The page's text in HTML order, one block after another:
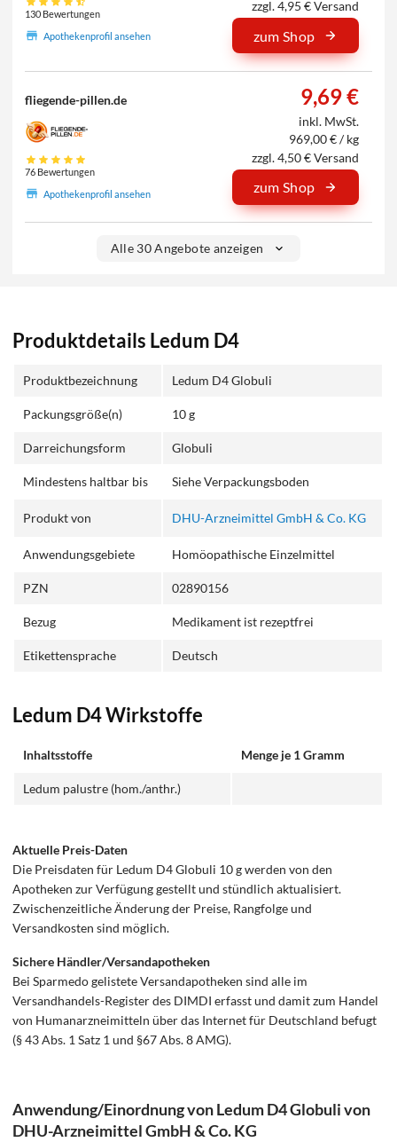
130 Bewertungen
Apothekenprofil ansehen
zzgl. 4,95 € Versand
zum Shop
fliegende-pillen.de
76 Bewertungen
Apothekenprofil ansehen
9,69 €
inkl. MwSt.
969,00 € / kg
zzgl. 4,50 € Versand
zum Shop
Alle 30 Angebote anzeigen
Produktdetails Ledum D4
Produktbezeichnung Ledum D4 Globuli
Packungsgröße(n) 10 g
Darreichungsform Globuli
Mindestens haltbar bis Siehe Verpackungsboden
Produkt von DHU-Arzneimittel GmbH & Co. KG
Anwendungsgebiete Homöopathische Einzelmittel
PZN 02890156
Bezug Medikament ist rezeptfrei
Etikettensprache Deutsch
Ledum D4 Wirkstoffe
Inhaltsstoffe Menge je 1 Gramm
Ledum palustre (hom./anthr.)
Aktuelle Preis-Daten
Die Preisdaten für Ledum D4 Globuli 10 g werden von den
Apotheken zur Verfügung gestellt und stündlich aktualisiert.
Zwischenzeitliche Änderung der Preise, Rangfolge und
Versandkosten sind möglich.
Sichere Händler/Versandapotheken
Bei Sparmedo gelistete Versandapotheken sind alle im
Versandhandels-Register des DIMDI erfasst und damit zum Handel
von Humanarzneimitteln über das Internet für Deutschland befugt
(§ 43 Abs. 1 Satz 1 und §67 Abs. 8 AMG).
Anwendung/Einordnung von Ledum D4 Globuli von
DHU-Arzneimittel GmbH & Co. KG